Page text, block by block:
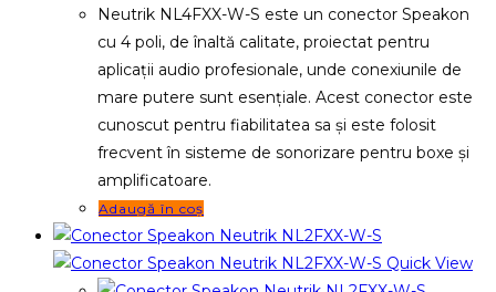
Neutrik NL4FXX-W-S este un conector Speakon
cu 4 poli, de înaltă calitate, proiectat pentru
aplicații audio profesionale, unde conexiunile de
mare putere sunt esențiale. Acest conector este
cunoscut pentru fiabilitatea sa și este folosit
frecvent în sisteme de sonorizare pentru boxe și
amplificatoare.
Adaugă în coș
Quick View